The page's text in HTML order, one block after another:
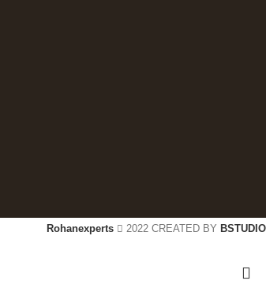
Rohanexperts 2022 CREATED BY BSTUDIO